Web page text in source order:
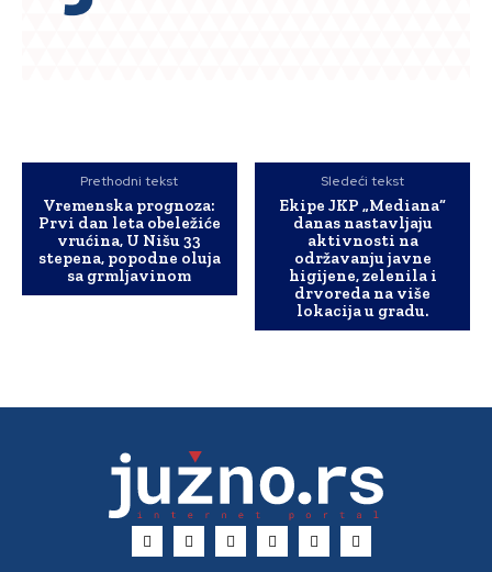
Prethodni tekst
Vremenska prognoza:
Prvi dan leta obeležiće
vrućina, U Nišu 33
stepena, popodne oluja
sa grmljavinom
Sledeći tekst
Ekipe JKP „Mediana“
danas nastavljaju
aktivnosti na
održavanju javne
higijene, zelenila i
drvoreda na više
lokacija u gradu.